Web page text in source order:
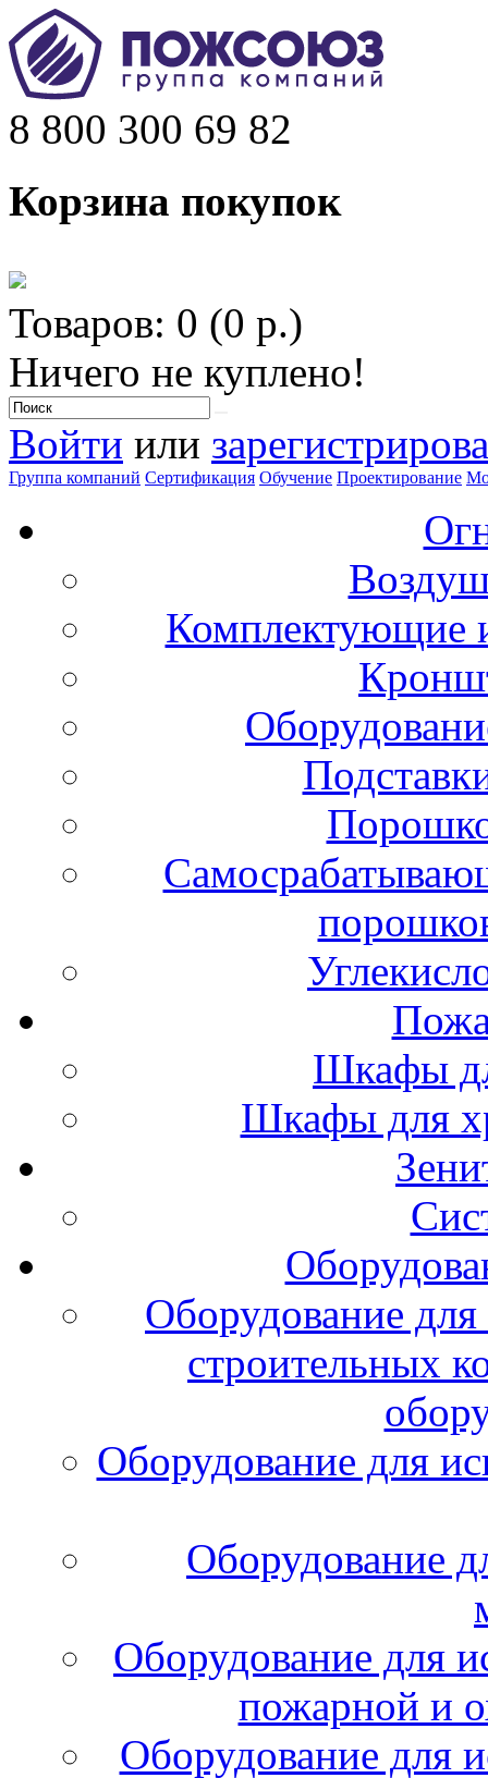
8 800 300 69 82
Корзина покупок
Товаров: 0 (0 р.)
Ничего не куплено!
Войти или
Группа компаний Сертификация Обучение Проектирование
Комплектующие
Шкафы
Шкафы для
Оборудование
строительных
Оборудование для
Оборудование
Оборудование для
пожарной и
Оборудование для